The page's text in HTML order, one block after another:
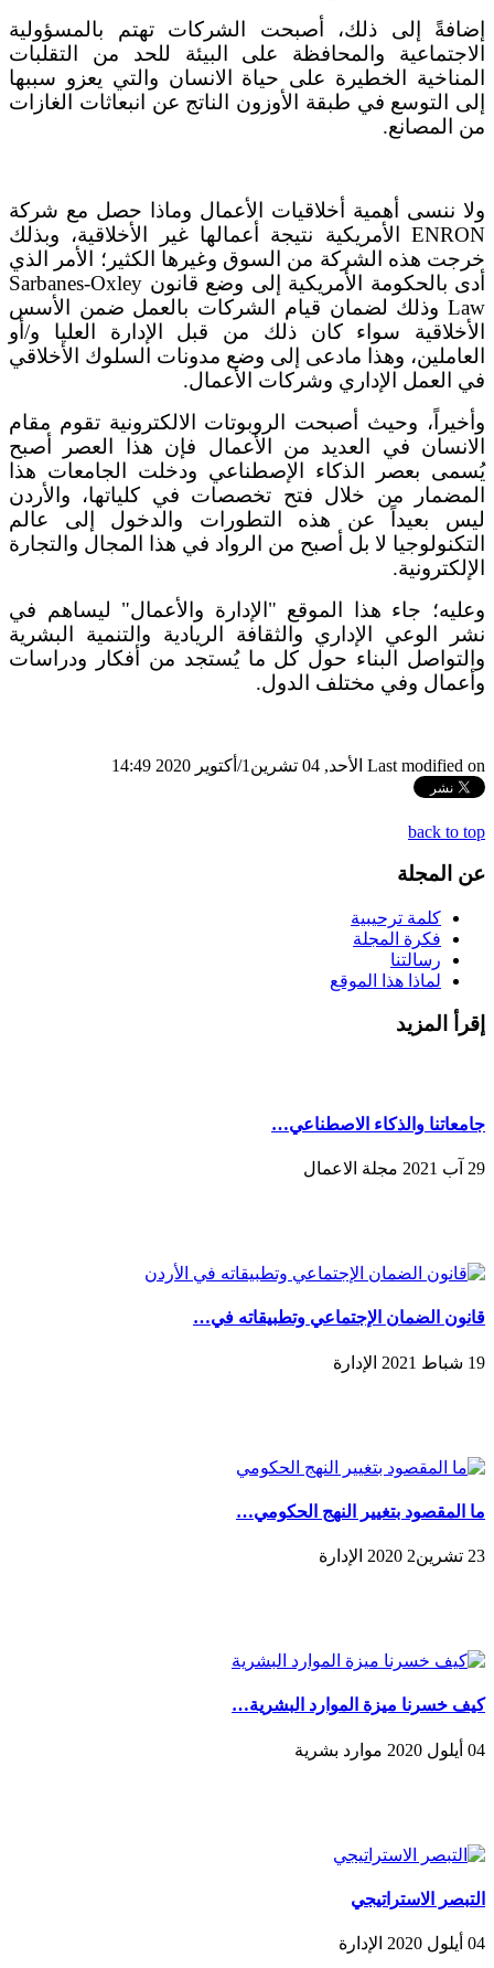
إضافةً إلى ذلك، أصبحت الشركات تهتم بالمسؤولية
الاجتماعية والمحافظة على البيئة للحد من التقلبات
المناخية الخطيرة على حياة الانسان والتي يعزو سببها
إلى التوسع في طبقة الأوزون الناتج عن انبعاثات الغازات
من المصانع.
ولا ننسى أهمية أخلاقيات الأعمال وماذا حصل مع شركة
ENRON الأمريكية نتيجة أعمالها غير الأخلاقية، وبذلك
خرجت هذه الشركة من السوق وغيرها الكثير؛ الأمر الذي
أدى بالحكومة الأمريكية إلى وضع قانون Sarbanes-Oxley
Law وذلك لضمان قيام الشركات بالعمل ضمن الأسس
الأخلاقية سواء كان ذلك من قبل الإدارة العليا و/أو
العاملين، وهذا مادعى إلى وضع مدونات السلوك الأخلاقي
في العمل الإداري وشركات الأعمال.
وأخيراً، وحيث أصبحت الروبوتات الالكترونية تقوم مقام
الانسان في العديد من الأعمال فإن هذا العصر أصبح
يُسمى بعصر الذكاء الإصطناعي ودخلت الجامعات هذا
المضمار من خلال فتح تخصصات في كلياتها، والأردن
ليس بعيداً عن هذه التطورات والدخول إلى عالم
التكنولوجيا لا بل أصبح من الرواد في هذا المجال والتجارة
الإلكترونية.
وعليه؛ جاء هذا الموقع "الإدارة والأعمال" ليساهم في
نشر الوعي الإداري والثقافة الريادية والتنمية البشرية
والتواصل البناء حول كل ما يُستجد من أفكار ودراسات
وأعمال وفي مختلف الدول.
Last modified on الأحد, 04 تشرين1/أكتوير 2020 14:49
back to top
عن المجلة
كلمة ترحيبية
فكرة المجلة
رسالتنا
لماذا هذا الموقع
إقرأ المزيد
جامعاتنا والذكاء الاصطناعي…
29 آب 2021 مجلة الاعمال
قانون الضمان الإجتماعي وتطبيقاته في…
19 شباط 2021 الإدارة
ما المقصود بتغيير النهج الحكومي…
23 تشرين2 2020 الإدارة
كيف خسرنا ميزة الموارد البشرية…
04 أيلول 2020 موارد بشرية
التبصر الاستراتيجي
04 أيلول 2020 الإدارة